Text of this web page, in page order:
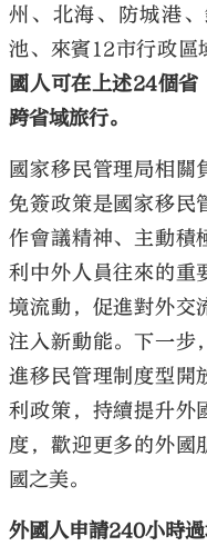
州、北海、防城港
池、來賓12市行政區
國人可在上述24個
跨省域旅行。
國家移民管理局相關
免簽政策是國家移民
作會議精神、主動積
利中外人員往來的重
境流動，促進對外交
注入新動能。下一步
進移民管理制度型開
利政策，持續提升外
度，歡迎更多的外國
國之美。
外國人申請240小時